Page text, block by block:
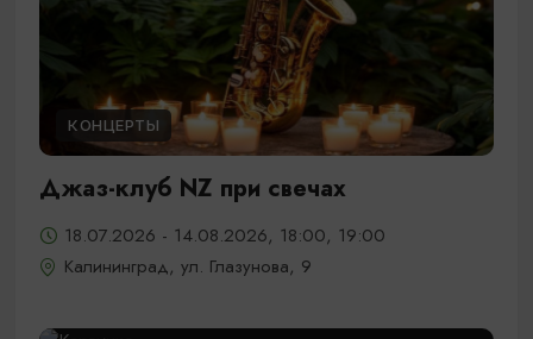
КОНЦЕРТЫ
Джаз-клуб NZ при свечах
18.07.2026 - 14.08.2026, 18:00, 19:00
Калининград, ул. Глазунова, 9